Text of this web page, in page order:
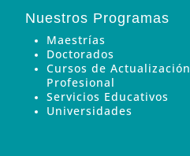
Nuestros Programas
Maestrías
Doctorados
Cursos de Actualización
Profesional
Servicios Educativos
Universidades